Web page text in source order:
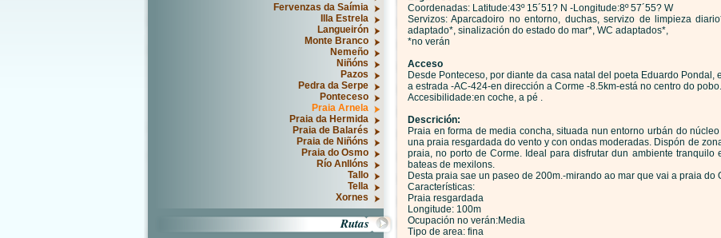
Fervenzas da Saímia
Illa Estrela
Langueirón
Monte Branco
Nemeño
Niñóns
Pazos
Pedra da Serpe
Ponteceso
Praia Arnela
Praia da Hermida
Praia de Balarés
Praia de Niñóns
Praia do Osmo
Río Anllóns
Tallo
Tella
Xornes
Rutas
Coordenadas: Latitude:43º 15´51? N -Longitude:8º 57´55? W
Servizos: Aparcadoiro no entorno, duchas, servizo de limpieza
adaptado*, sinalización do estado do mar*, WC adaptados*,
*no verán
Acceso
Desde Ponteceso, por diante da casa natal del poeta Eduardo Pondal,
a estrada -AC-424-en dirección a Corme -8.5km-está no centro do pobo.
Accesibilidade:en coche, a pé .
Descrición:
Praia en forma de media concha, situada nun entorno urbán do
una praia resgardada do vento y con ondas moderadas. Dispón de
praia, no porto de Corme. Ideal para disfrutar dun ambiente tranquilo
bateas de mexilons.
Desta praia sae un paseo de 200m.-mirando ao mar que vai a praia do
Características:
Praia resgardada
Longitude: 100m
Ocupación no verán:Media
Tipo de area: fina